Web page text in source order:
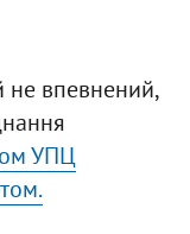
не впевнений,
УПЦ